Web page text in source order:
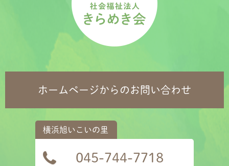
ホームページからのお問い合わせ
045-744-7718